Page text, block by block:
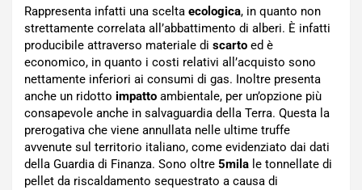
Rappresenta infatti una scelta ecologica, in quanto non
strettamente correlata all’abbattimento di alberi. È infatti
producibile attraverso materiale di scarto ed è
economico, in quanto i costi relativi all’acquisto sono
nettamente inferiori ai consumi di gas. Inoltre presenta
anche un ridotto impatto ambientale, per un’opzione più
consapevole anche in salvaguardia della Terra. Questa la
prerogativa che viene annullata nelle ultime truffe
avvenute sul territorio italiano, come evidenziato dai dati
della Guardia di Finanza. Sono oltre 5mila le tonnellate di
pellet da riscaldamento sequestrato a causa di